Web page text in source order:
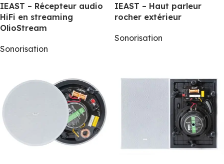
IEAST – Récepteur audio
HiFi en streaming
OlioStream
Sonorisation
IEAST – Haut parleur
rocher extérieur
Sonorisation